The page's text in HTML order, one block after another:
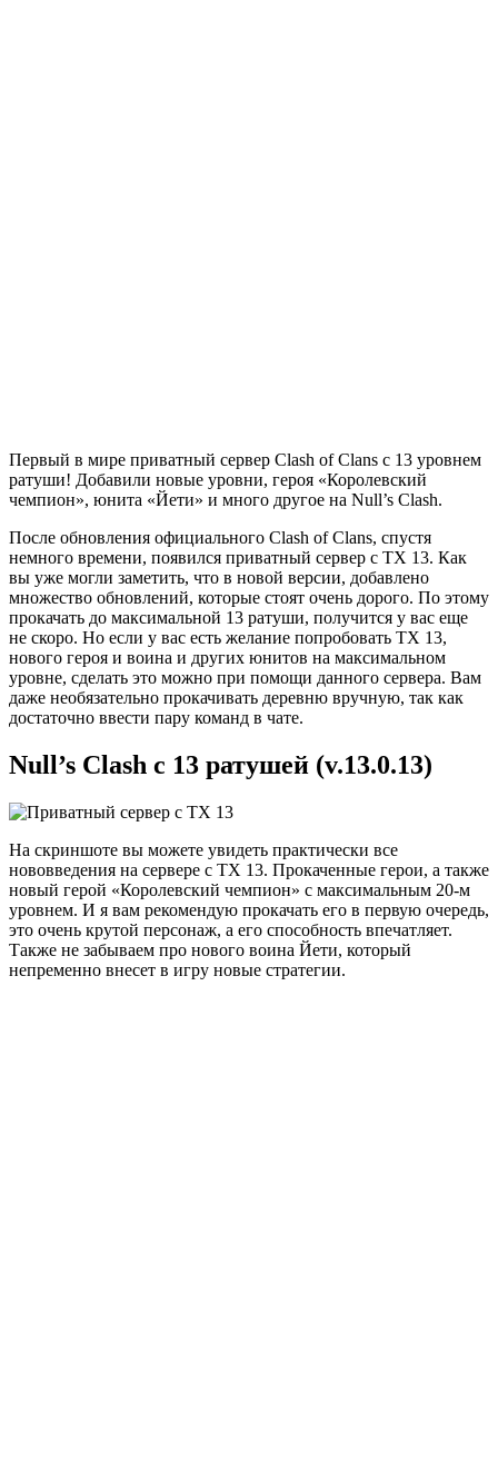
Первый в мире приватный сервер Clash of Clans с 13 уровнем
ратуши! Добавили новые уровни, героя «Королевский
чемпион», юнита «Йети» и много другое на Null’s Clash.
После обновления официального Clash of Clans, спустя
немного времени, появился приватный сервер с ТХ 13. Как
вы уже могли заметить, что в новой версии, добавлено
множество обновлений, которые стоят очень дорого. По этому
прокачать до максимальной 13 ратуши, получится у вас еще
не скоро. Но если у вас есть желание попробовать ТХ 13,
нового героя и воина и других юнитов на максимальном
уровне, сделать это можно при помощи данного сервера. Вам
даже необязательно прокачивать деревню вручную, так как
достаточно ввести пару команд в чате.
Null’s Clash с 13 ратушей (v.13.0.13)
На скриншоте вы можете увидеть практически все
нововведения на сервере с ТХ 13. Прокаченные герои, а также
новый герой «Королевский чемпион» с максимальным 20-м
уровнем. И я вам рекомендую прокачать его в первую очередь,
это очень крутой персонаж, а его способность впечатляет.
Также не забываем про нового воина Йети, который
непременно внесет в игру новые стратегии.